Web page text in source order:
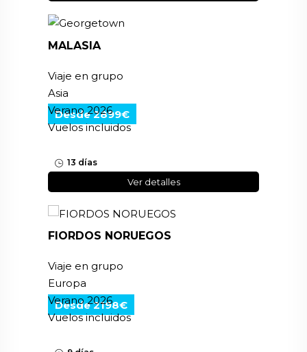
Desde 2899€
MALASIA
Viaje en grupo
Asia
Verano 2026
Vuelos incluidos
13 días
Ver detalles
Desde 2198€
FIORDOS NORUEGOS
Viaje en grupo
Europa
Verano 2026
Vuelos incluidos